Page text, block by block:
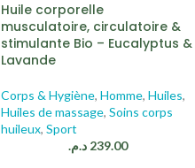
Huile corporelle
musculatoire, circulatoire &
stimulante Bio – Eucalyptus &
Lavande
Corps & Hygiène, Homme, Huiles,
Huiles de massage, Soins corps
huileux, Sport
239.00 د.م.